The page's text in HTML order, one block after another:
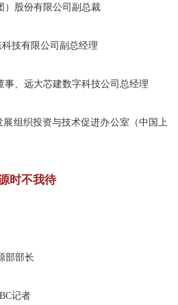
）股份有限公司副总裁
技有限公司副总经理
事、远大芯建数字科技公司总经理
组织投资与技术促进办公室（中国上
时不我待
部部长
记者